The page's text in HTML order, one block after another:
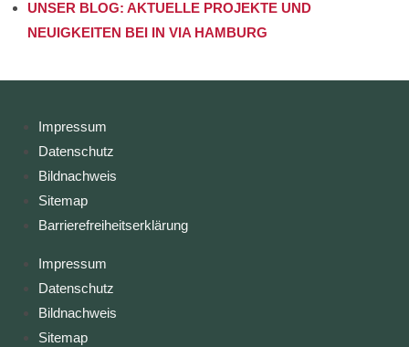
UNSER BLOG: AKTUELLE PROJEKTE UND
NEUIGKEITEN BEI IN VIA HAMBURG
Impressum
Datenschutz
Bildnachweis
Sitemap
Barrierefreiheitserklärung
Impressum
Datenschutz
Bildnachweis
Sitemap